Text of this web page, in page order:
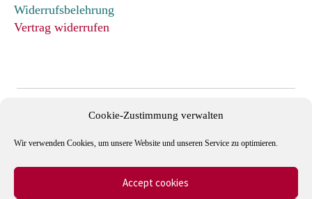
Cookie-Zustimmung verwalten
Wir verwenden Cookies, um unsere Website und unseren Service zu optimieren.
Accept cookies
Widerrufsbelehrung
Vertrag widerrufen